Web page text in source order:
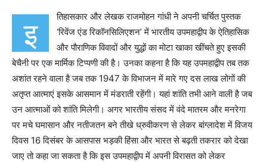
इ
तिहासकार और लेखक राजमोहन गांधी ने अपनी चर्चित पुस्तक
‘रिवेंज एंड रिकॉनसिलिएशन’ में भारतीय उपमहाद्वीप के ऐतिहासिक
और पौराणिक विवादों और युद्धों का मोटा खाका खींचते हुए इसकी
बेचैनी पर एक मार्मिक टिप्पणी की है। उनका कहना है कि यह उपमहाद्वीप तब तक
अशांत रहने वाला है जब तक 1947 के विभाजन में मारे गए दस लाख लोगों की
अतृप्त आत्माएं इसके आसमान में मंडराती रहेंगी। यहां शांति तभी आने वाली है जब
उन आत्माओं को शांति मिलेगी। अगर भारतीय संसद में वंदे मातरम और मनरेगा
पर मचे घमासान और नतीजतन बने तीखे ध्रुवीकरण से लेकर बांग्लादेश में विजय
दिवस 16 दिसंबर के आसपास भड़की हिंसा और भारत से बढ़ती तकरार को देखा
जाए तो कहा जा सकता है कि इस उपमहाद्वीप में अपनी विरासत को लेकर